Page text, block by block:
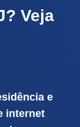
Veja
e
internet